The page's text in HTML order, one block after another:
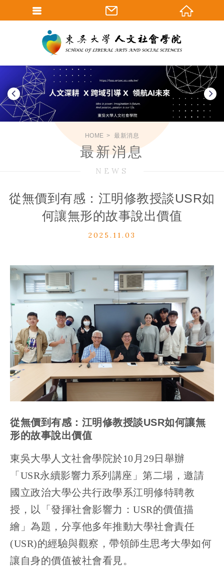
HOME 最新消息
最新消息
NEWS
從無價到有感：江明修教授談USR如
何讓無形的故事說出價值
2025.11.03
從無價到有感：江明修教授談USR如何讓無
形的故事說出價值
東吳大學人文社會學院於10月29日舉辦
「USR永續影響力系列講座」第二場，邀請
國立政治大學公共行政學系江明修特聘教
授，以「發揮社會影響力：USR的價值描
繪」為題，分享他多年推動大學社會責任
(USR)的經驗與觀察，帶領師生思考大學如何
讓自身的價值被社會看見。